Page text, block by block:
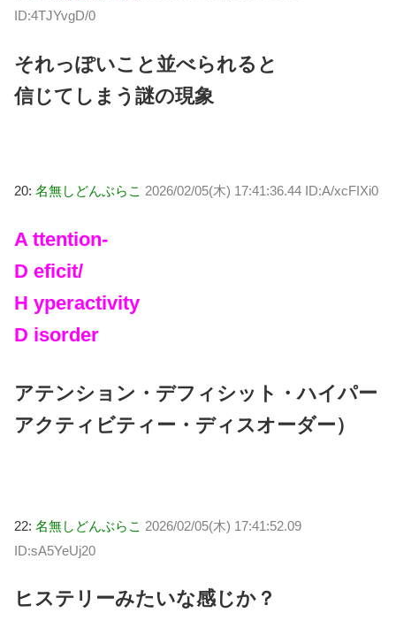
ID:4TJYvgD/0
それっぽいこと並べられると
信じてしまう謎の現象
20: 名無しどんぶらこ 2026/02/05(木) 17:41:36.44 ID:A/xcFIXi0
A ttention-
D eficit/
H yperactivity
D isorder
アテンション・デフィシット・ハイパー
アクティビティー・ディスオーダー）
22: 名無しどんぶらこ 2026/02/05(木) 17:41:52.09
ID:sA5YeUj20
ヒステリーみたいな感じか？